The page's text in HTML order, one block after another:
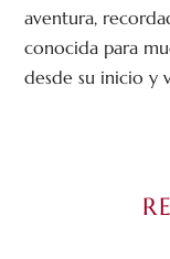
aventura,
conocida para
desde su inicio y